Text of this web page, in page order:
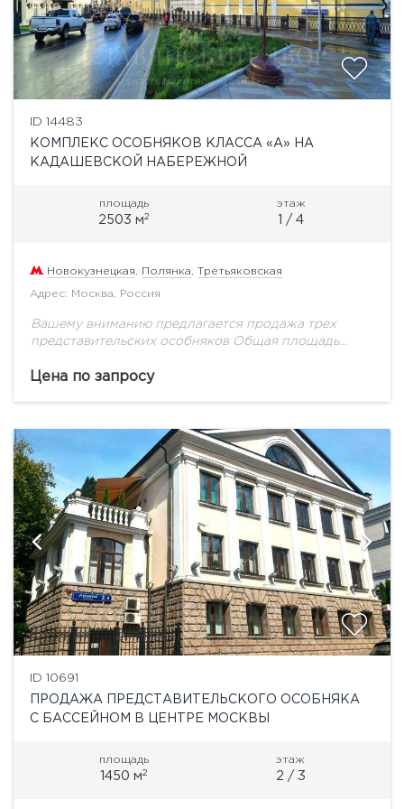
ID 14483
КОМПЛЕКС ОСОБНЯКОВ КЛАССА «А» НА
КАДАШЕВСКОЙ НАБЕРЕЖНОЙ
площадь
2503 м2
этаж
1 / 4
Новокузнецкая Полянка Третьяковская
Адрес: Москва, Россия
Вашему вниманию предлагается продажа трех
представительских особняков Общая площадь
рассмотреть покупку строений отдельно - от 1500
Цена по запросу
ID 10691
ПРОДАЖА ПРЕДСТАВИТЕЛЬСКОГО ОСОБНЯКА
С БАССЕЙНОМ В ЦЕНТРЕ МОСКВЫ
площадь
1450 м2
этаж
2 / 3